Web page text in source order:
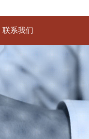
联系我们